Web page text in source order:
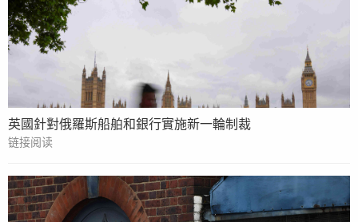
英國針對俄羅斯船舶和銀行實施新一輪制裁
链接阅读